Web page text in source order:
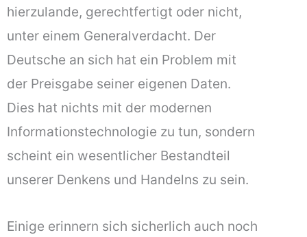
hierzulande, gerechtfertigt oder nicht,
unter einem Generalverdacht. Der
Deutsche an sich hat ein Problem mit
der Preisgabe seiner eigenen Daten.
Dies hat nichts mit der modernen
Informationstechnologie zu tun, sondern
scheint ein wesentlicher Bestandteil
unserer Denkens und Handelns zu sein.
Einige erinnern sich sicherlich auch noch